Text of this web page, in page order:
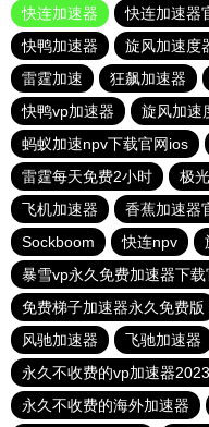
快连加速器
快连加速器
快鸭加速器
旋风加速度
雷霆加速
狂飙加速器
快鸭vp加速器
旋风加速
蚂蚁加速npv下载官网ios
雷霆每天免费2小时
极
飞机加速器
香蕉加速器
Sockboom
快连npv
暴雪vp永久免费加速器下载
免费梯子加速器永久免费版
风驰加速器
飞驰加速器
永久不收费的vp加速器2023
永久不收费的海外加速器